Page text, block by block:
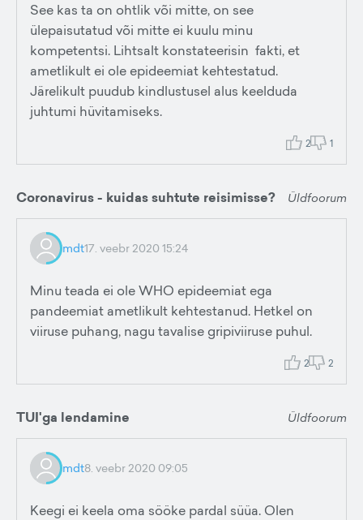
See kas ta on ohtlik või mitte, on see
ülepaisutatud või mitte ei kuulu minu
kompetentsi. Lihtsalt konstateerisin fakti, et
ametlikult ei ole epideemiat kehtestatud.
Järelikult puudub kindlustusel alus keelduda
juhtumi hüvitamiseks.
2 1
Coronavirus - kuidas suhtute reisimisse? Üldfoorum
mdt17. veebr 2020 15:24
Minu teada ei ole WHO epideemiat ega
pandeemiat ametlikult kehtestanud. Hetkel on
viiruse puhang, nagu tavalise gripiviiruse puhul.
2 2
TUI'ga lendamine Üldfoorum
mdt8. veebr 2020 09:05
Keegi ei keela oma sööke pardal süüa. Olen